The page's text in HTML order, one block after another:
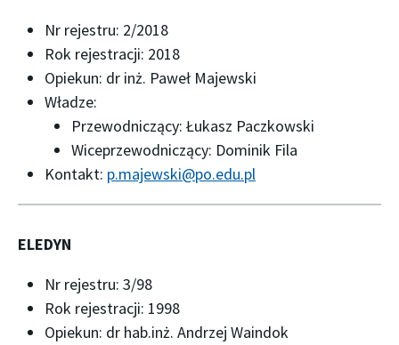
Nr rejestru: 2/2018
Rok rejestracji: 2018
Opiekun: dr inż. Paweł Majewski
Władze:
Przewodniczący: Łukasz Paczkowski
Wiceprzewodniczący: Dominik Fila
Kontakt: p.majewski@po.edu.pl
ELEDYN
Nr rejestru: 3/98
Rok rejestracji: 1998
Opiekun: dr hab.inż. Andrzej Waindok